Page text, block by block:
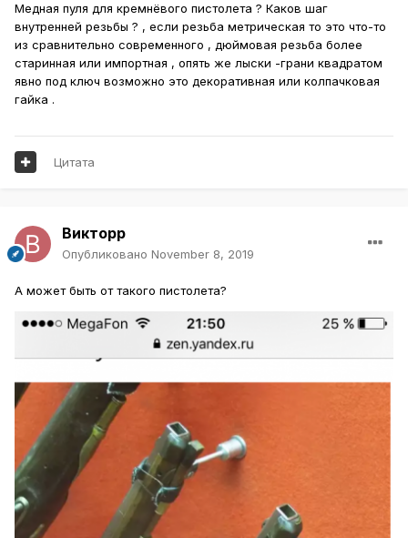
Медная пуля для кремнёвого пистолета ? Каков шаг
внутренней резьбы ? , если резьба метрическая то это что-то
из сравнительно современного , дюймовая резьба более
старинная или импортная , опять же лыски -грани квадратом
явно под ключ возможно это декоративная или колпачковая
гайка .
Цитата
Викторр
Опубликовано November 8, 2019
А может быть от такого пистолета?